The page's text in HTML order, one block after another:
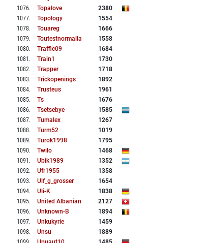
1076. Topalove
2380
1077. Topology
1554
1078. Touareg
1666
1079. Toutestnormalla
1558
1080. Traffic09
1684
1081 . Train1
1730
1082. Trapper
1718
1083. Trickopenings
1892
1084. Trusteus
1961
1085. Ts
1676
1086. Tsetsebye
1585
1087. Tumalex
1267
1088. Turm52
1019
1089. Turok1998
1795
1090. Twilo
1468
1091 . Ubik1989
1352
1092. Ufr1955
1358
1093. Ulf_g_grosser
1654
1094. Uli-K
1838
1095. United Albanian
2127
1096. Unknown-B
1894
1097. Unkukyrie
1459
1098. Unsu
1889